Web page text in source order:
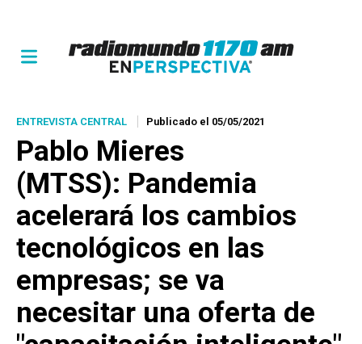
ENTREVISTA CENTRAL Publicado el 05/05/2021
Pablo Mieres
(MTSS): Pandemia
acelerará los cambios
tecnológicos en las
empresas; se va
necesitar una oferta de